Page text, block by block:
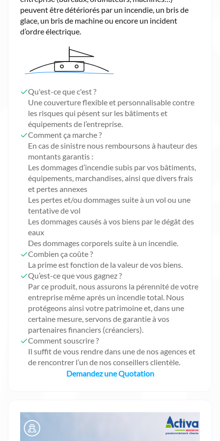
peuvent être détériorés par un incendie, un bris de
glace, un bris de machine ou encore un incident
d’ordre électrique.
Qu'est-ce que c'est ?
Une couverture flexible et personnalisable contre
les risques qui pèsent sur les bâtiments et
équipements de l’entreprise.
Comment ça marche ?
En cas de sinistre nous remboursons à hauteur des
montants garantis :
Les dommages d’incendie subis par vos bâtiments,
équipements, marchandises, ainsi que divers frais
et pertes annexes
Les pertes et/ou dommages suite à un vol ou une
tentative de vol
Les dommages causés à vos biens par le dégât des
eaux
Des dommages corporels suite à un incendie.
Combien ça coûte ?
La prime est fonction de la valeur de vos biens.
Qu’est-ce que vous gagnez ?
Par ce produit, nous assurons la pérennité de votre
entreprise même après un incendie total. Nous
protégeons ainsi votre patrimoine et, dans une
certaine mesure, servons de garantie à vos
partenaires financiers (créanciers).
Comment souscrire ?
Il suffit de vous rendre dans une de nos agences et
de rencontrer l’un de nos conseillers clientèle.
Demandez une Quotation